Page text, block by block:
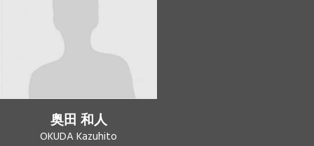
奥田 和人
OKUDA Kazuhito